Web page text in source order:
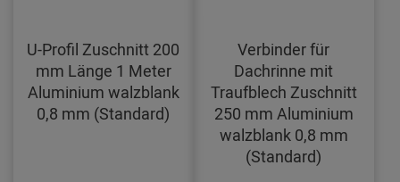
U-Profil Zuschnitt 200
mm Länge 1 Meter
Aluminium walzblank
0,8 mm (Standard)
Verbinder für
Dachrinne mit
Traufblech Zuschnitt
250 mm Aluminium
walzblank 0,8 mm
(Standard)